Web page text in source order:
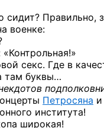
сидит? Правильно,
военке:
секс. Где в
там буквы…
Петросяна
института!
широкая!